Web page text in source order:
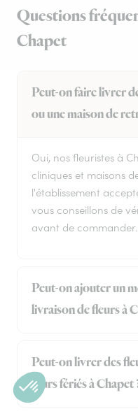
Questions
Chapet
Peut-on faire livrer
ou une maison de
Oui, nos fleuristes à
cliniques et maisons
l'établissement
vous conseillons de
avant de commander.
Peut-on ajouter un
livraison de fleurs à
Peut-on livrer des
jours fériés à Chapet